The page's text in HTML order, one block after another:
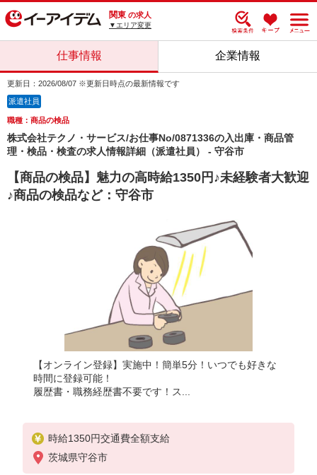
関東 の求人
▼エリア変更
仕事情報 企業情報
更新日：2026/08/07 ※更新日時点の最新情報です
派遣社員
職種：商品の検品
株式会社テクノ・サービス/お仕事No/0871336の入出庫・商品管
理・検品・検査の求人情報詳細（派遣社員） - 守谷市
【商品の検品】魅力の高時給1350円♪未経験者大歓迎
♪商品の検品など：守谷市
【オンライン登録】実施中！簡単5分！いつでも好きな
時間に登録可能！
履歴書・職務経歴書不要です！ス...
時給1350円交通費全額支給
茨城県守谷市